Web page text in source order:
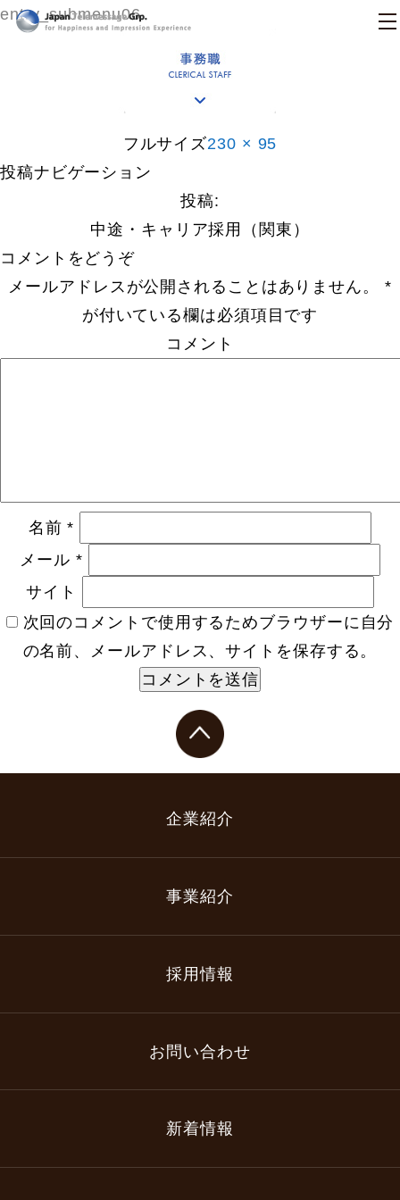
entry_submenu06
フルサイズ230 × 95
投稿ナビゲーション
投稿:
中途・キャリア採用（関東）
コメントをどうぞ
メールアドレスが公開されることはありません。
*
が付いている欄は必須項目です
コメント
名前*
メール *
サイト
次回のコメントで使用するためブラウザーに自分
の名前、メールアドレス、サイトを保存する。
企業紹介
事業紹介
採用情報
お問い合わせ
新着情報